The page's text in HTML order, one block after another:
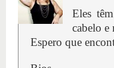
Eles
cabelo e
Espero que